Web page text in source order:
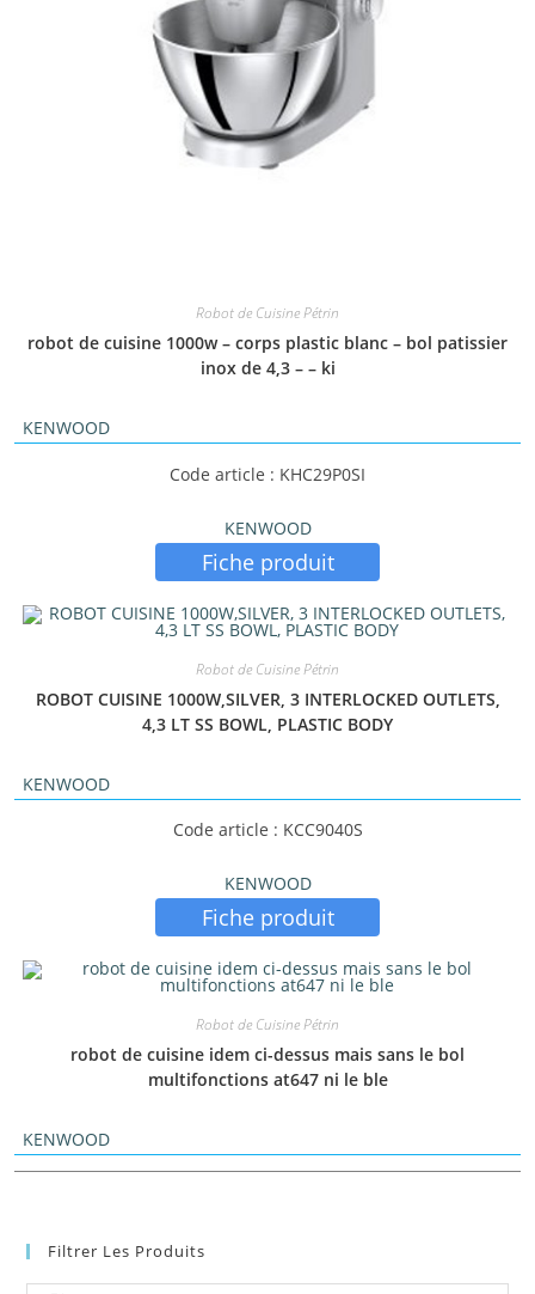
Robot de Cuisine Pétrin
robot de cuisine 1000w – corps plastic blanc – bol patissier
inox de 4,3 – – ki
KENWOOD
Code article : KHC29P0SI
KENWOOD
Fiche produit
Robot de Cuisine Pétrin
ROBOT CUISINE 1000W,SILVER, 3 INTERLOCKED OUTLETS,
4,3 LT SS BOWL, PLASTIC BODY
KENWOOD
Code article : KCC9040S
KENWOOD
Fiche produit
Robot de Cuisine Pétrin
robot de cuisine idem ci-dessus mais sans le bol
multifonctions at647 ni le ble
KENWOOD
Filtrer Les Produits